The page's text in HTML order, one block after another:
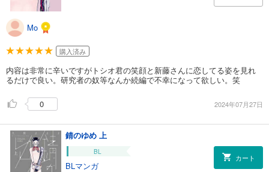
Mo
購入済み
内容は非常に辛いですがトシオ君の笑顔と新藤さんに恋してる姿を見れ
るだけで良い。研究者の奴等なんか続編で不幸になって欲しい。笑
0 2024年07月27日
錆のゆめ 上
BL
BLマンガ
カート